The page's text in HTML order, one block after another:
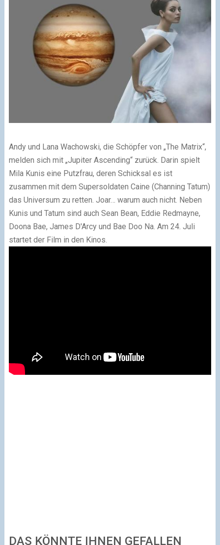
Andy und Lana Wachowski, die Schöpfer von „The Matrix“,
melden sich mit „Jupiter Ascending“ zurück. Darin spielt
Mila Kunis eine Putzfrau, deren Schicksal es ist
zusammen mit dem Supersoldaten Caine (Channing Tatum)
das Universum zu retten. Joar… warum auch nicht. Neben
Kunis und Tatum sind auch Sean Bean, Eddie Redmayne,
Doona Bae, James D'Arcy und Bae Doo Na. Am 24. Juli
startet der Film in den Kinos.
DAS KÖNNTE IHNEN GEFALLEN